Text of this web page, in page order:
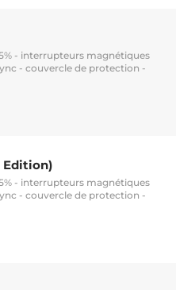
- interrupteurs magnétiques
- couvercle de protection -
Edition)
- interrupteurs magnétiques
- couvercle de protection -